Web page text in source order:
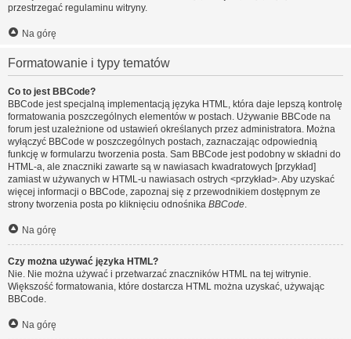
przestrzegać regulaminu witryny.
Na górę
Formatowanie i typy tematów
Co to jest BBCode?
BBCode jest specjalną implementacją języka HTML, która daje lepszą kontrolę
formatowania poszczególnych elementów w postach. Używanie BBCode na
forum jest uzależnione od ustawień określanych przez administratora. Można
wyłączyć BBCode w poszczególnych postach, zaznaczając odpowiednią
funkcję w formularzu tworzenia posta. Sam BBCode jest podobny w składni do
HTML-a, ale znaczniki zawarte są w nawiasach kwadratowych [przykład]
zamiast w używanych w HTML-u nawiasach ostrych <przykład>. Aby uzyskać
więcej informacji o BBCode, zapoznaj się z przewodnikiem dostępnym ze
strony tworzenia posta po kliknięciu odnośnika BBCode.
Na górę
Czy można używać języka HTML?
Nie. Nie można używać i przetwarzać znaczników HTML na tej witrynie.
Większość formatowania, które dostarcza HTML można uzyskać, używając
BBCode.
Na górę